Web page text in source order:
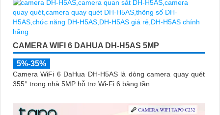
CAMERA WIFI 6 DAHUA DH-H5AS 5MP
5%-35%
Camera WiFi 6 DaHua DH-H5AS là dòng camera quay quét
355° trong nhà 5MP hỗ trợ Wi-Fi 6 băng tần